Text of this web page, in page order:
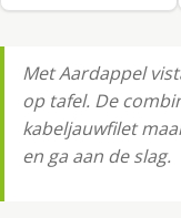
Met Aardappel
op tafel. De
kabeljauwfilet
en ga aan de slag.